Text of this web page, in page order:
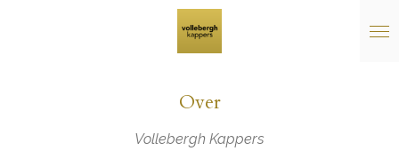
Over
Vollebergh Kappers